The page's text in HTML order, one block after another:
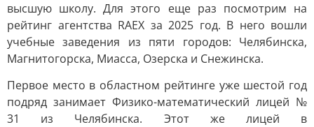
высшую школу. Для этого еще раз посмотрим на
рейтинг агентства RAEX за 2025 год. В него вошли
учебные заведения из пяти городов: Челябинска,
Магнитогорска, Миасса, Озерска и Снежинска.
Первое место в областном рейтинге уже шестой год
подряд занимает Физико-математический лицей №
31 из Челябинска. Этот же лицей в